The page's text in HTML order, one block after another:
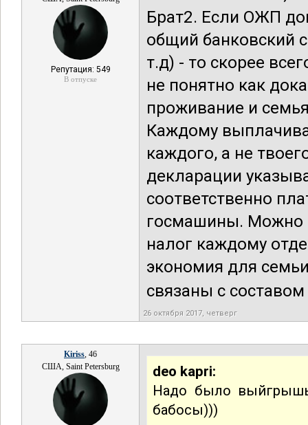
Репутация: 549
В отпуске
Брат2. Если ОЖП
общий банковский
т.д) - то скорее
не понятно как
проживание и
Каждому
каждого, а не
декларации
соответственно
госмашины. Можно
налог каждому
экономия для
связаны с
26 октября 2017, четверг
Kiriss, 46
США, Saint Petersburg
deo kapri:
Надо было
бабосы)))